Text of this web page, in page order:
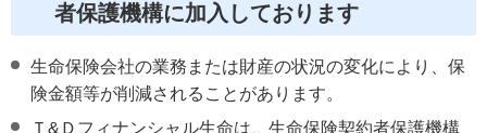
者保護機構に加入しております
生命保険会社の業務または財産の状況の変化により、保
険金額等が削減されることがあります。
Ｔ&Ｄフィナンシャル生命は、生命保険契約者保護機構